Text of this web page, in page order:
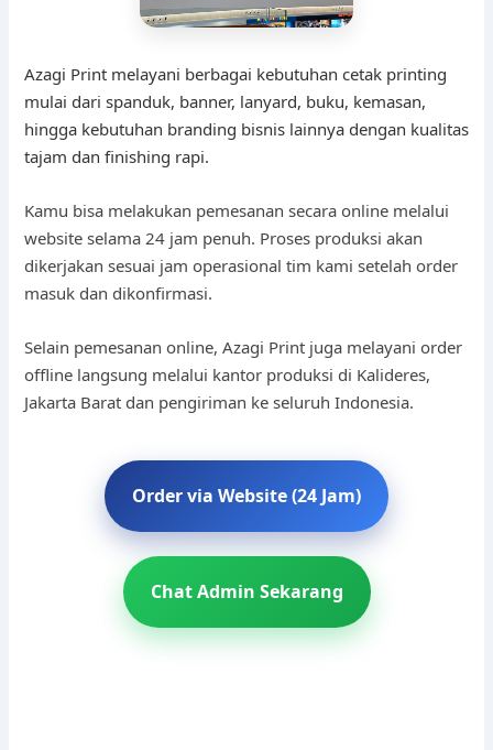
Azagi Print melayani berbagai kebutuhan cetak printing
mulai dari spanduk, banner, lanyard, buku, kemasan,
hingga kebutuhan branding bisnis lainnya dengan kualitas
tajam dan finishing rapi.
Kamu bisa melakukan pemesanan secara online melalui
website selama 24 jam penuh. Proses produksi akan
dikerjakan sesuai jam operasional tim kami setelah order
masuk dan dikonfirmasi.
Selain pemesanan online, Azagi Print juga melayani order
offline langsung melalui kantor produksi di Kalideres,
Jakarta Barat dan pengiriman ke seluruh Indonesia.
Order via Website (24 Jam)
Chat Admin Sekarang